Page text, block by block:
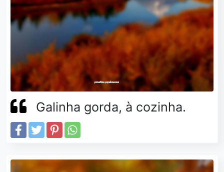
Galinha gorda, à cozinha.